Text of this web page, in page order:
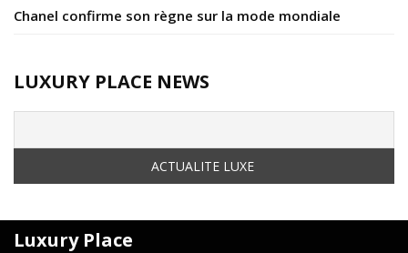
Chanel confirme son règne sur la mode mondiale
LUXURY PLACE NEWS
Luxury Place